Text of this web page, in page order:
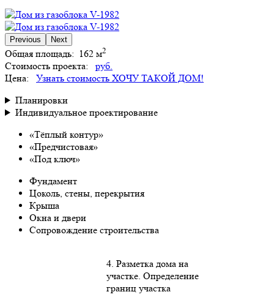
Previous Next
Общая площадь: 162 м2
Стоимость проекта:
руб.
Цена:
Узнать стоимость ХОЧУ ТАКОЙ ДОМ!
Планировки
Индивидуальное проектирование
«Тёплый контур»
«Предчистовая»
«Под ключ»
Фундамент
Цоколь, стены, перекрытия
Крыша
Окна и двери
Сопровождение строительства
4. Разметка дома на
участке. Определение
границ участка